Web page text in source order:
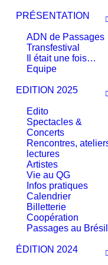
PRÉSENTATION
ADN de Passages
Transfestival
Il était une fois…
Equipe
EDITION 2025
Edito
Spectacles &
Concerts
Rencontres,
lectures
Artistes
Vie au QG
Infos pratiques
Calendrier
Billetterie
Coopération
Passages au Brésil
ÉDITION 2024